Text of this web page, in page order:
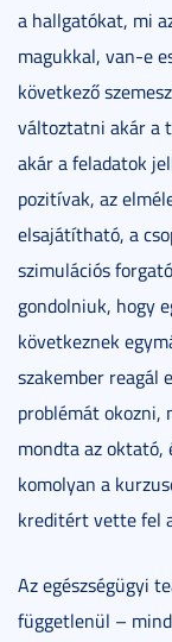
a hallgatókat, mi
magukkal, van-e
következő
változtatni akár a
akár a feladatok
pozitívak, az
elsajátítható, a
szimulációs
gondolniuk, hogy
következnek
szakember reagál
problémát okozni,
mondta az oktató,
komolyan a
kreditért vette fel
Az egészségügyi
függetlenül –